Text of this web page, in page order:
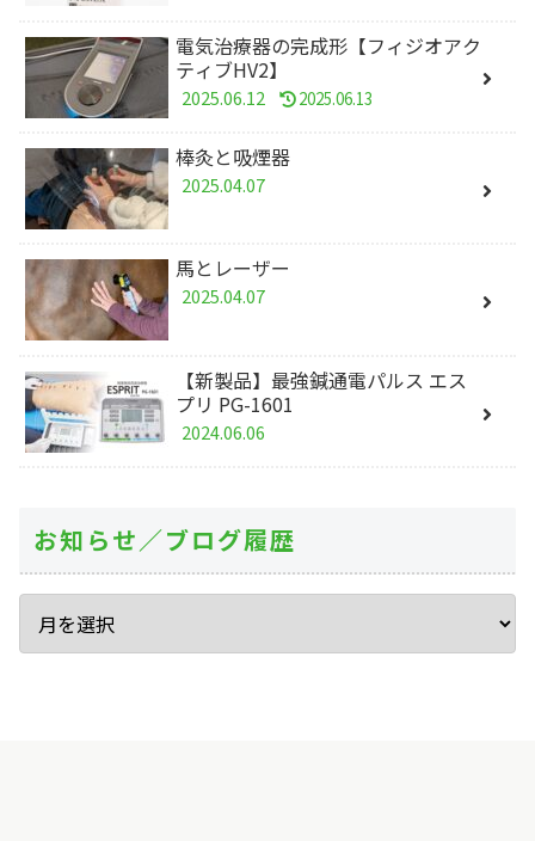
電気治療器の完成形【フィジオアク
ティブHV2】
2025.06.12 2025.06.13
棒灸と吸煙器
2025.04.07
馬とレーザー
2025.04.07
【新製品】最強鍼通電パルス エス
プリ PG-1601
2024.06.06
お知らせ／ブログ履歴